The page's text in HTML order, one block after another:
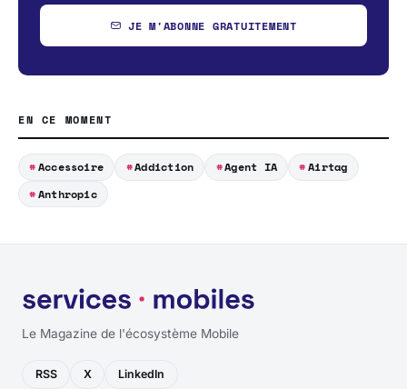
JE M'ABONNE GRATUITEMENT
EN CE MOMENT
Accessoire Addiction Agent IA
Airtag
Anthropic
Le Magazine de l'écosystème Mobile
RSS X LinkedIn